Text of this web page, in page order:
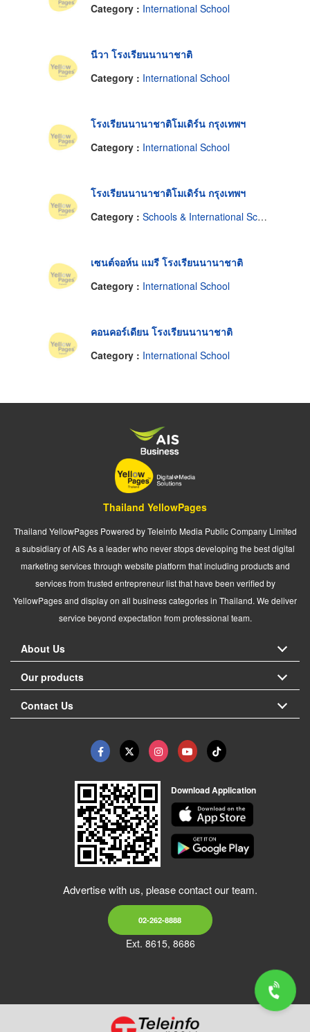
Category : International School
นีวา โรงเรียนนานาชาติ
Category : International School
โรงเรียนนานาชาติโมเดิร์น กรุงเทพฯ
Category : International School
โรงเรียนนานาชาติโมเดิร์น กรุงเทพฯ
Category : Schools & International School
เซนต์จอห์น แมรี โรงเรียนนานาชาติ
Category : International School
คอนคอร์เดียน โรงเรียนนานาชาติ
Category : International School
Thailand YellowPages
Thailand YellowPages Powered by Teleinfo Media Public Company Limited
a subsidiary of AIS As a leader who never stops developing the best digital
marketing services through website platform that including products and
services from trusted entrepreneur list that have been verified by
YellowPages and display on all business categories in Thailand. We deliver
service beyond expectation from professional team.
About Us
Our products
Contact Us
Download Application
Advertise with us, please contact our team.
02-262-8888
Ext. 8615, 8686